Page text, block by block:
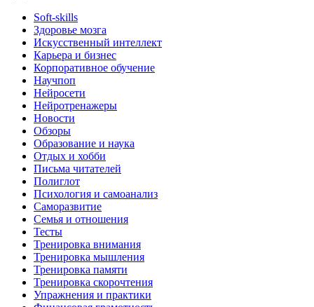
Soft-skills
Здоровье мозга
Искусственный интеллект
Карьера и бизнес
Корпоративное обучение
Научпоп
Нейросети
Нейротренажеры
Новости
Обзоры
Образование и наука
Отдых и хобби
Письма читателей
Полиглот
Психология и самоанализ
Саморазвитие
Семья и отношения
Тесты
Тренировка внимания
Тренировка мышления
Тренировка памяти
Тренировка скорочтения
Упражнения и практики